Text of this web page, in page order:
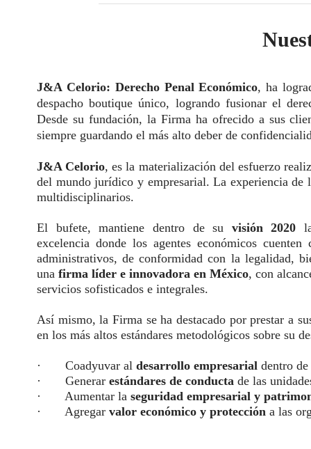
J&A Celorio: Derecho Penal Económico, ha
despacho boutique único, logrando fusionar el
Desde su fundación, la Firma ha ofrecido a sus
siempre guardando el más alto deber de
J&A Celorio, es la materialización del esfuerzo
del mundo jurídico y empresarial. La experiencia
multidisciplinarios.
El bufete, mantiene dentro de su visión 2020
excelencia donde los agentes económicos
administrativos, de conformidad con la legalidad,
unafirma líder e innovadora en México, con
servicios sofisticados e integrales. ​
Así mismo, la Firma se ha destacado por prestar a
en los más altos estándares metodológicos sobre su
· Coadyuvar al desarrollo empresarial dentro
· Generar estándares de conducta de las
· Aumentar la seguridad empresarial y
· Agregar valor económico y protección a las